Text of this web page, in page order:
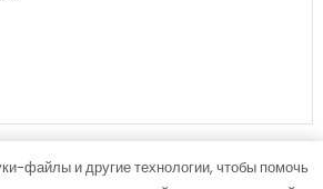
файлы и другие технологии, чтобы помочь